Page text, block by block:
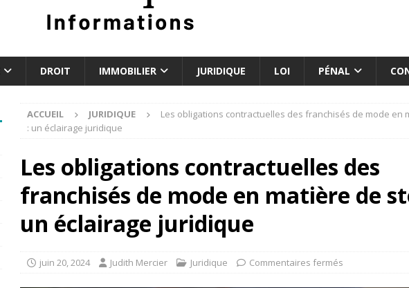
DROIT IMMOBILIER JURIDIQUE LOI PÉNAL
ACCUEIL JURIDIQUE
Les obligations contractuelles des franchisés de mode en
: un éclairage juridique
Les obligations contractuelles des
franchisés de mode en matière de
un éclairage juridique
juin 20, 2024 Judith Mercier Juridique Commentaires fermés